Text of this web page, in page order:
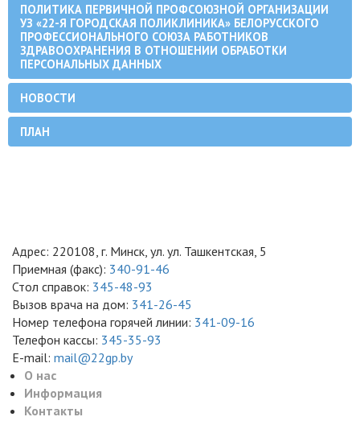
ПОЛИТИКА ПЕРВИЧНОЙ ПРОФСОЮЗНОЙ ОРГАНИЗАЦИИ
УЗ «22-Я ГОРОДСКАЯ ПОЛИКЛИНИКА» БЕЛОРУССКОГО
ПРОФЕССИОНАЛЬНОГО СОЮЗА РАБОТНИКОВ
ЗДРАВООХРАНЕНИЯ В ОТНОШЕНИИ ОБРАБОТКИ
ПЕРСОНАЛЬНЫХ ДАННЫХ
НОВОСТИ
ПЛАН
Адрес: 220108, г. Минск, ул. ул. Ташкентская, 5
Приемная (факс): 340-91-46
Стол справок: 345-48-93
Вызов врача на дом: 341-26-45
Номер телефона горячей линии: 341-09-16
Телефон кассы: 345-35-93
E-mail: mail@22gp.by
О нас
Информация
Контакты